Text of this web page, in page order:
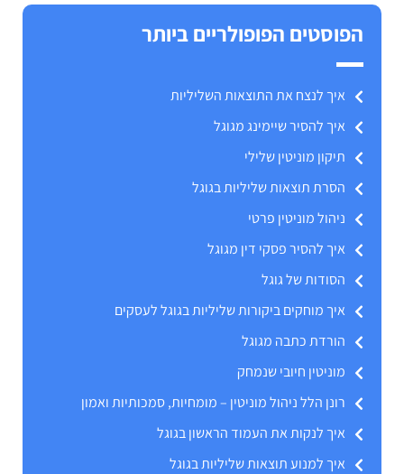
הפוסטים הפופולריים ביותר
איך לנצח את התוצאות השליליות
איך להסיר שיימינג מגוגל
תיקון מוניטין שלילי
הסרת תוצאות שליליות בגוגל
ניהול מוניטין פרטי
איך להסיר פסקי דין מגוגל
הסודות של גוגל
איך מוחקים ביקורות שליליות בגוגל לעסקים
הורדת כתבה מגוגל
מוניטין חיובי שנמחק
רונן הלל ניהול מוניטין – מומחיות, סמכותיות ואמון
איך לנקות את העמוד הראשון בגוגל
איך למנוע תוצאות שליליות בגוגל